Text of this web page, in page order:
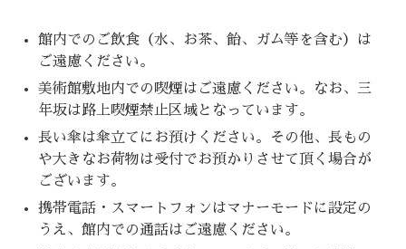
館内でのご飲食（水、お茶、飴、ガム等を含む）は
ご遠慮ください。
美術館敷地内での喫煙はご遠慮ください。なお、三
年坂は路上喫煙禁止区域となっています。
長い傘は傘立てにお預けください。その他、長もの
や大きなお荷物は受付でお預かりさせて頂く場合が
ございます。
携帯電話・スマートフォンはマナーモードに設定の
うえ、館内での通話はご遠慮ください。